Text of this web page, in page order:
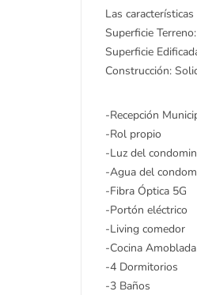
Las
Superficie
Superficie
Construcción:
-Recepción
-Rol propio
-Luz del
-Agua del
-Fibra Óptica 5G
-Portón eléctrico
-Living comedor
-Cocina Amoblada
-4 Dormitorios
-3 Baños